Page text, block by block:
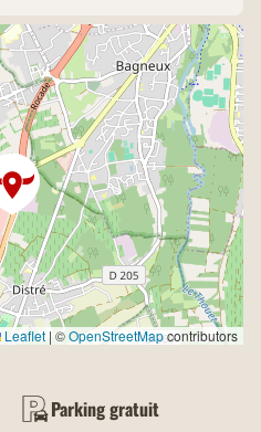
Leaflet | ©OpenStreetMapcontributors
Parking gratuit